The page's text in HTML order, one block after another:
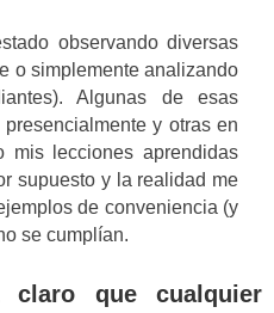
observando diversas
o simplemente analizando
Algunas de esas
y otras en
mis lecciones aprendidas
supuesto y la realidad me
de conveniencia (y
se cumplían.
que cualquier